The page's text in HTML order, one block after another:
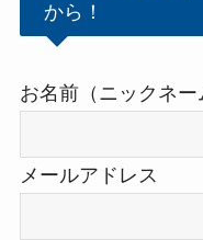
から！
お名前（ニックネー
メールアドレス